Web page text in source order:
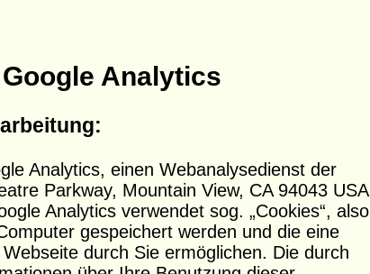
Analytics
Analytics, einen Webanalysedienst der
Parkway, Mountain View, CA 94043 USA
Analytics verwendet sog. „Cookies“, also
gespeichert werden und die eine
durch Sie ermöglichen. Die durch